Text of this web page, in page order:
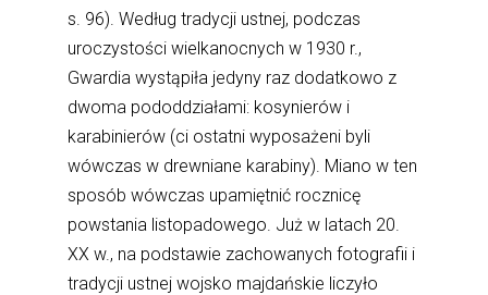
s. 96). Według tradycji ustnej, podczas
uroczystości wielkanocnych w 1930 r.,
Gwardia wystąpiła jedyny raz dodatkowo z
dwoma pododdziałami: kosynierów i
karabinierów (ci ostatni wyposażeni byli
wówczas w drewniane karabiny). Miano w ten
sposób wówczas upamiętnić rocznicę
powstania listopadowego. Już w latach 20.
XX w., na podstawie zachowanych fotografii i
tradycji ustnej wojsko majdańskie liczyło